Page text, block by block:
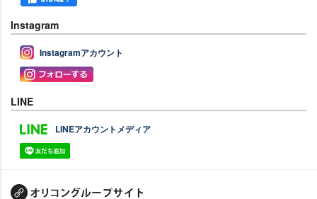
Instagram
Instagramアカウント
LINE
LINEアカウントメディア